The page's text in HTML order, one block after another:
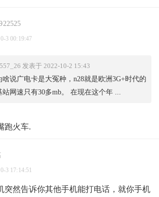
3 00:19:47
发表于 2022-10-2 15:43
说广电卡是大冤种，n28就是欧洲3G+时代的
网速只有30多mb。 在现在这个年 ...
跑火车.
3 17:14:51
突然告诉你其他手机能打电话，就你手机